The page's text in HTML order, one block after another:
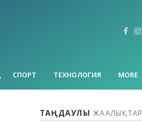
СПОРТ ТЕХНОЛОГИЯ MORE
ТАҢДАУЛЫ ЖАҢАЛЫҚТАР